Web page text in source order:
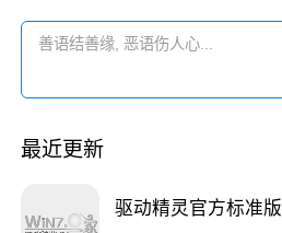
最近更新
驱动精灵官方标准版